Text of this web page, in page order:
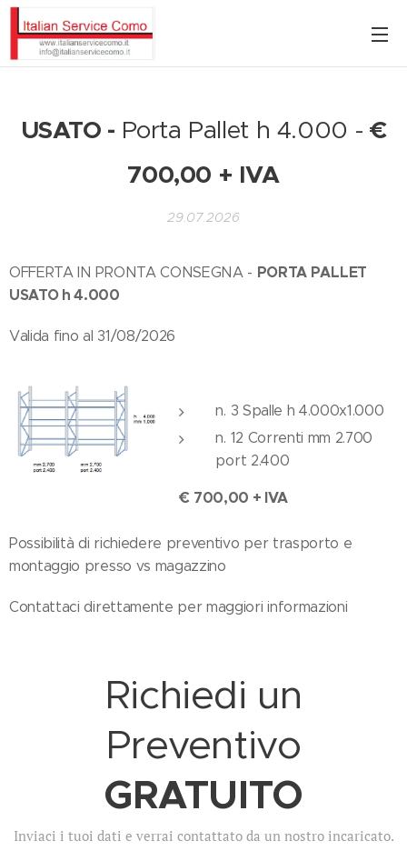
USATO - Porta Pallet h 4.000 - €
700,00 + IVA
29.07.2026
OFFERTA IN PRONTA CONSEGNA - PORTA PALLET
USATO h 4.000
Valida fino al 31/08/2026
n. 3 Spalle h 4.000x1.000
n. 12 Correnti mm 2.700
port 2.400
€ 700,00 + IVA
Possibilità di richiedere preventivo per trasporto e
montaggio presso vs magazzino
Contattaci direttamente per maggiori informazioni
Richiedi un
Preventivo
GRATUITO
Inviaci i tuoi dati e verrai contattato da un nostro incaricato.